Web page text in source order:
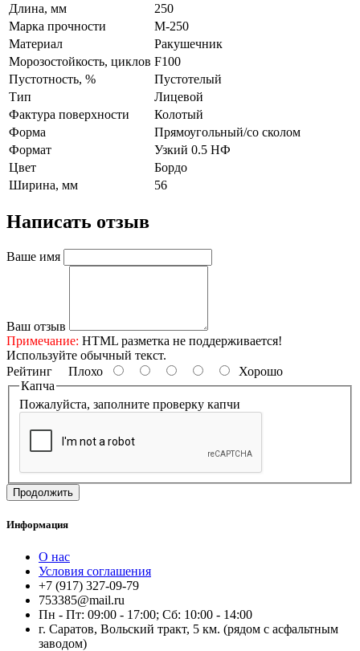
Длина, мм
250
Марка прочности
М-250
Материал
Ракушечник
Морозостойкость, циклов F100
Пустотность, %
Пустотелый
Тип
Лицевой
Фактура поверхности
Колотый
Форма
Прямоугольный/со сколом
Формат
Узкий 0.5 НФ
Цвет
Бордо
Ширина, мм
56
Написать отзыв
Ваше имя
Ваш отзыв
Примечание: HTML разметка не поддерживается!
Используйте обычный текст.
Рейтинг Плохо
Хорошо
Капча
Пожалуйста, заполните проверку капчи
Продолжить
Информация
О нас
Условия соглашения
+7 (917) 327-09-79
753385@mail.ru
Пн - Пт: 09:00 - 17:00; Сб: 10:00 - 14:00
г. Саратов, Вольский тракт, 5 км. (рядом с асфальтным
заводом)